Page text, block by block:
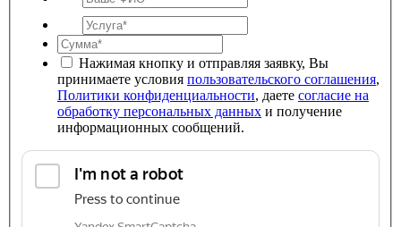
Нажимая кнопку и отправляя заявку, Вы
принимаете условия пользовательского соглашения,
Политики конфиденциальности, даете согласие на
обработку персональных данных и получение
информационных сообщений.